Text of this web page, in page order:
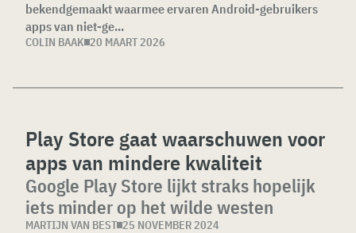
bekendgemaakt waarmee ervaren Android-gebruikers
apps van niet-ge...
COLIN BAAK 20 MAART 2026
Play Store gaat waarschuwen voor
apps van mindere kwaliteit
Google Play Store lijkt straks hopelijk
iets minder op het wilde westen
MARTIJN VAN BEST 25 NOVEMBER 2024